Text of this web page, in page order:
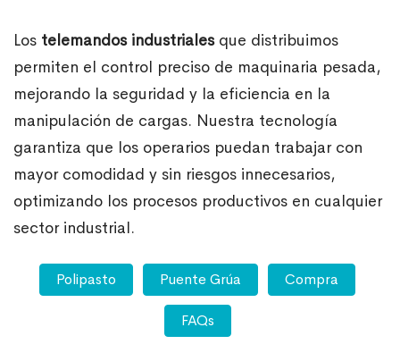
Los telemandos industrialesque distribuimos
permiten el control preciso de maquinaria pesada,
mejorando la seguridad y la eficiencia en la
manipulación de cargas. Nuestra tecnología
garantiza que los operarios puedan trabajar con
mayor comodidad y sin riesgos innecesarios,
optimizando los procesos productivos en cualquier
sector industrial.
Polipasto Puente Grúa Compra
FAQs